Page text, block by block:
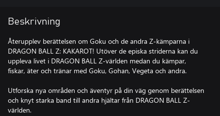
Beskrivning
Återupplev berättelsen om Goku och de andra Z-kämparna i
DRAGON BALL Z: KAKAROT! Utöver de episka striderna kan du
uppleva livet i DRAGON BALL Z-världen medan du kämpar,
fiskar, äter och tränar med Goku, Gohan, Vegeta och andra.
Utforska nya områden och äventyr på din väg genom berättelsen
och knyt starka band till andra hjältar från DRAGON BALL Z-
världen.